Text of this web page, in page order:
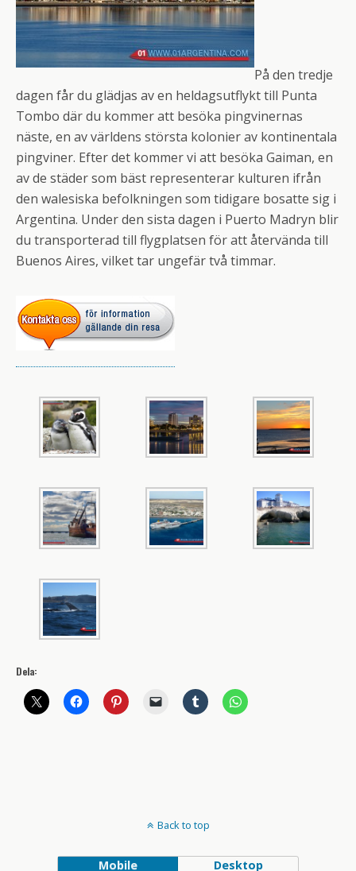
På den tredje
dagen får du glädjas av en heldagsutflykt till Punta
Tombo där du kommer att besöka pingvinernas
näste, en av världens största kolonier av kontinentala
pingviner. Efter det kommer vi att besöka Gaiman, en
av de städer som bäst representerar kulturen ifrån
den walesiska befolkningen som tidigare bosatte sig i
Argentina. Under den sista dagen i Puerto Madryn blir
du transporterad till flygplatsen för att återvända till
Buenos Aires, vilket tar ungefär två timmar.
Dela:
Back to top
Mobile Desktop